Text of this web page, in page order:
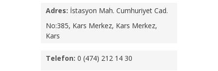
Adres: İstasyon Mah. Cumhuriyet Cad.
No:385, Kars Merkez, Kars Merkez,
Kars
Telefon: 0 (474) 212 14 30